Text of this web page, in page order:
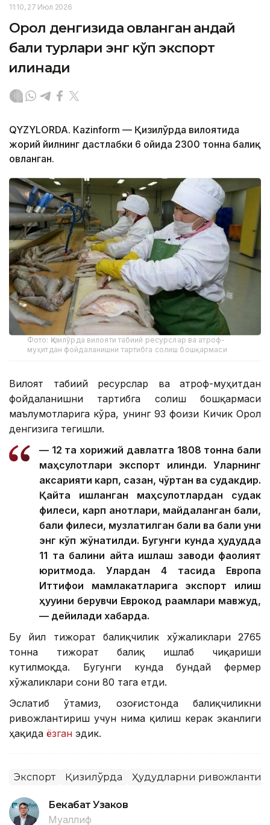
11:10, 27 Июл 2026
Орол денгизида овланган қандай
балиқ турлари энг кўп экспорт
қилинади
QYZYLORDA. Кazinform — Қизилўрда вилоятида
жорий йилнинг дастлабки 6 ойида 2300 тонна балиқ
овланган.
Фото: Қизилўрда вилояти табиий ресурслар ва атроф-
муҳитдан фойдаланишни тартибга солиш бошқармаси
Вилоят табиий ресурслар ва атроф-муҳитдан
фойдаланишни тартибга солиш бошқармаси
маълумотларига кўра, унинг 93 фоизи Кичик Орол
денгизига тегишли.
— 12 та хорижий давлатга 1808 тонна балиқ
маҳсулотлари экспорт қилинди. Уларнинг
аксарияти карп, сазан, чўртан ва судакдир.
Қайта ишланган маҳсулотлардан судак
филеси, карп қанотлари, майдаланган балиқ,
балиқ филеси, музлатилган балиқ ва балиқ уни
энг кўп жўнатилди. Бугунги кунда ҳудудда
11 та балиқни қайта ишлаш заводи фаолият
юритмоқда. Улардан 4 тасида Европа
Иттифоқи мамлакатларига экспорт қилиш
ҳуқуқини берувчи Еврокод рақамлари мавжуд,
— дейилади хабарда.
Бу йил тижорат балиқчилик хўжаликлари 2765
тонна тижорат балиқ ишлаб чиқариши
кутилмоқда. Бугунги кунда бундай фермер
хўжаликлари сони 80 тага етди.
Эслатиб ўтамиз, Қозоғистонда балиқчиликни
ривожлантириш учун нима қилиш керак эканлиги
ҳақида ёзган эдик.
Экспорт Қизилўрда Ҳудудларни
Бекабат Узаков
Муаллиф